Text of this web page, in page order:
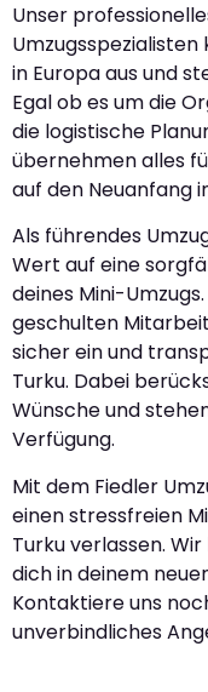
Unser
in Europa aus und
Egal ob es um die
die logistische
übernehmen alles
auf den Neuanfang
Als führendes
Wert auf eine
deines Mini-
geschulten
sicher ein und
Turku. Dabei
Wünsche und
Verfügung.
Mit dem Fiedler
einen stressfreien
Turku verlassen.
dich in deinem
Kontaktiere uns
unverbindliches